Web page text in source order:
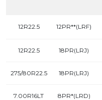
12R22.5 12PR**(LRF)
12R22.5 18PR(LRJ)
275/80R22.5 18PR(LRJ)
7.00R16LT 8PR*(LRD)